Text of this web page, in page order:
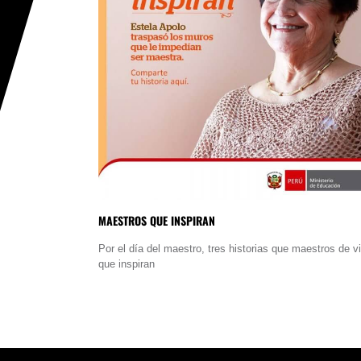
MAESTROS QUE INSPIRAN
Por el día del maestro, tres historias que maestros de
que inspiran